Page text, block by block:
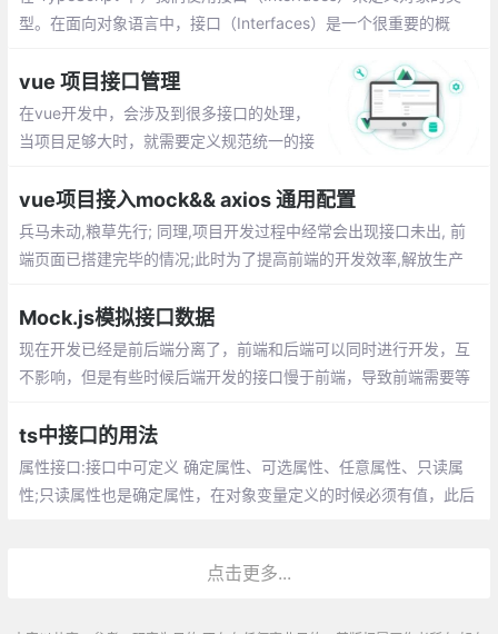
型。在面向对象语言中，接口（Interfaces）是一个很重要的概
现（implements）
vue 项目接口管理
在vue开发中，会涉及到很多接口的处理，
当项目足够大时，就需要定义规范统一的接
使用axios+async/await进行接口的统一管
理。
vue项目接入mock&& axios 通用配置
兵马未动,粮草先行; 同理,项目开发过程中经常会出现接口未出, 前
端页面已搭建完毕的情况;此时为了提高前端的开发效率,解放生产
Mock.js模拟接口数据
现在开发已经是前后端分离了，前端和后端可以同时进行开发，互
不影响，但是有些时候后端开发的接口慢于前端，导致前端需要等
了模拟接口数据的方案
ts中接口的用法
属性接口:接口中可定义 确定属性、可选属性、任意属性、只读属
性;只读属性也是确定属性，在对象变量定义的时候必须有值，此后
点击更多...